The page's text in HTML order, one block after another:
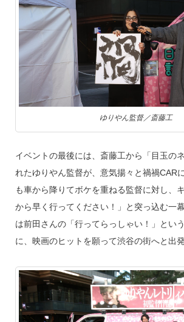
ゆりやん監督／斎藤工
イベントの最後には、斎藤工から「目玉の
れたゆりやん監督が、意気揚々と禍禍CAR
も車から降りてボケを重ねる監督に対し、
から早く行ってください！」と突っ込む一
は前田さんの「行ってらっしゃい！」とい
に、映画のヒットを願って渋谷の街へと出